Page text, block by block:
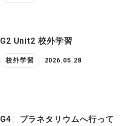
G2 Unit2 校外学習
校外学習 2026.05.28
G4 プラネタリウムへ行って